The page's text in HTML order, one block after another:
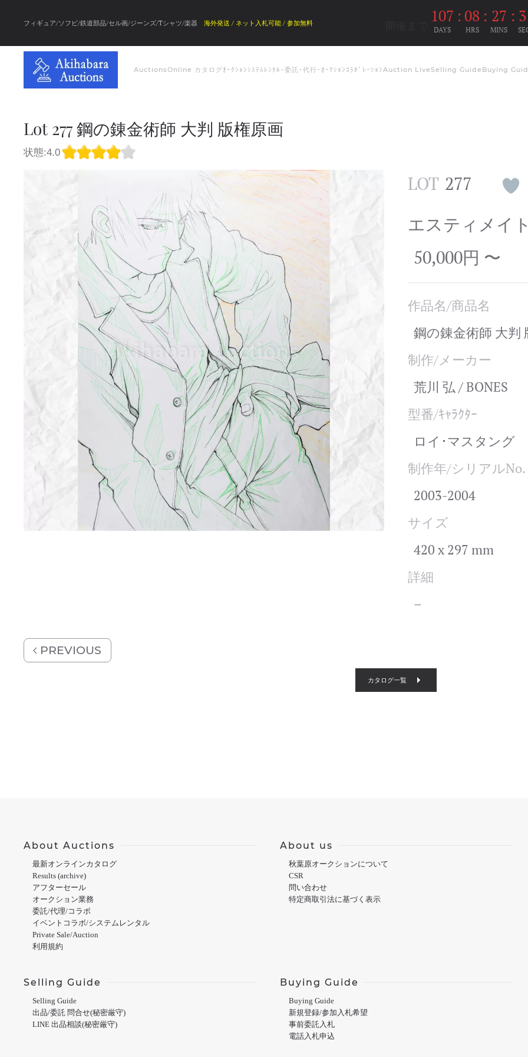
フィギュア/ソフビ/鉄道部品/セル画/ジーンズ/Tシャツ/楽器 海外発送 / ネット入札可能 / 参加無料 107
DAYS
: 08
HRS
: 27
MINS
:
AuctionsOnline カタログｵｰｸｼｮﾝｼｽﾃﾑﾚﾝﾀﾙ･委託･代行･ｵｰｸｼｮﾝｺﾗﾎﾞﾚｰｼｮﾝAuction LiveSelling Guide Buying
Lot 277 鋼の錬金術師 大判 版権原画
状態:4.0
LOT 277
エスティメイ
50,000円 〜
作品名/商品名
鋼の錬金術師 大判
制作/メーカー
荒川 弘 / BONES
型番/ｷｬﾗｸﾀｰ
ロイ･マスタング
制作年/シリアルNo.
2003-2004
サイズ
420 x 297 mm
詳細
–
PREVIOUS
カタログ一覧
About Auctions
最新オンラインカタログ
Results (archive)
アフターセール
オークション業務
委託/代理/コラボ
イベントコラボ/システムレンタル
Private Sale/Auction
利用規約
About us
秋葉原オークションについて
CSR
問い合わせ
特定商取引法に基づく表示
Selling Guide
Selling Guide
出品/委託 問合せ(秘密厳守)
LINE 出品相談(秘密厳守)
Buying Guide
Buying Guide
新規登録/参加入札希望
事前委託入札
電話入札申込